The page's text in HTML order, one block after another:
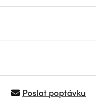
Poslat poptávku